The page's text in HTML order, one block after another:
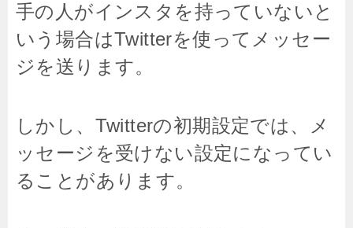
手の人がインスタを持っていないと
いう場合はTwitterを使ってメッセー
ジを送ります。
しかし、Twitterの初期設定では、メ
ッセージを受けない設定になってい
ることがあります。